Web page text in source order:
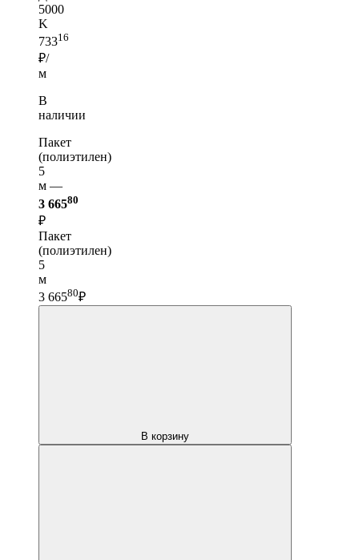
5000
K
73316
₽/
м
В
наличии
Пакет
(полиэтилен)
5
м —
3 66580
₽
Пакет
(полиэтилен)
5
м
3 66580₽
В корзину